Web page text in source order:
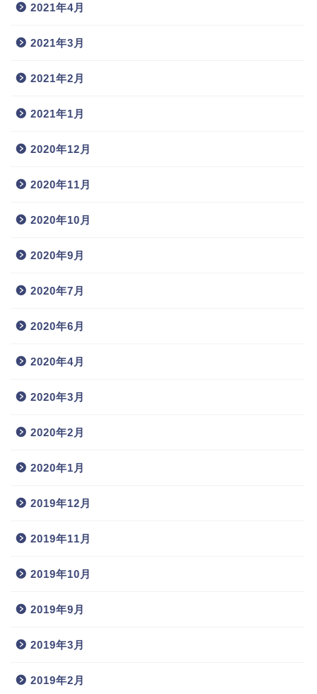
2021年4月
2021年3月
2021年2月
2021年1月
2020年12月
2020年11月
2020年10月
2020年9月
2020年7月
2020年6月
2020年4月
2020年3月
2020年2月
2020年1月
2019年12月
2019年11月
2019年10月
2019年9月
2019年3月
2019年2月